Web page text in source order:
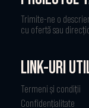
Trimite-ne o
cu ofertă sau
LINK-URI
Termeni și condiții
Confidențialitate